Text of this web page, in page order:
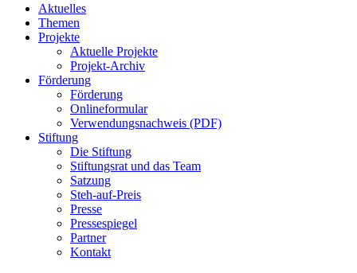
Close
Menu
Aktuelles
Themen
Projekte
Aktuelle Projekte
Projekt-Archiv
Förderung
Förderung
Onlineformular
Verwendungsnachweis (PDF)
Stiftung
Die Stiftung
Stiftungsrat und das Team
Satzung
Steh-auf-Preis
Presse
Pressespiegel
Partner
Kontakt